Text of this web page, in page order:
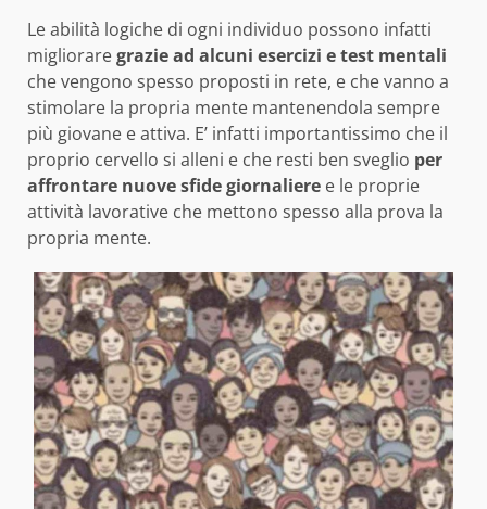
Le abilità logiche di ogni individuo possono infatti
miglioraregrazie ad alcuni esercizi e test mentali
che vengono spesso proposti in rete, e che vanno a
stimolare la propria mente mantenendola sempre
più giovane e attiva. E’ infatti importantissimo che il
proprio cervello si alleni e che resti ben sveglio per
affrontare nuove sfide giornaliere e le proprie
attività lavorative che mettono spesso alla prova la
propria mente.